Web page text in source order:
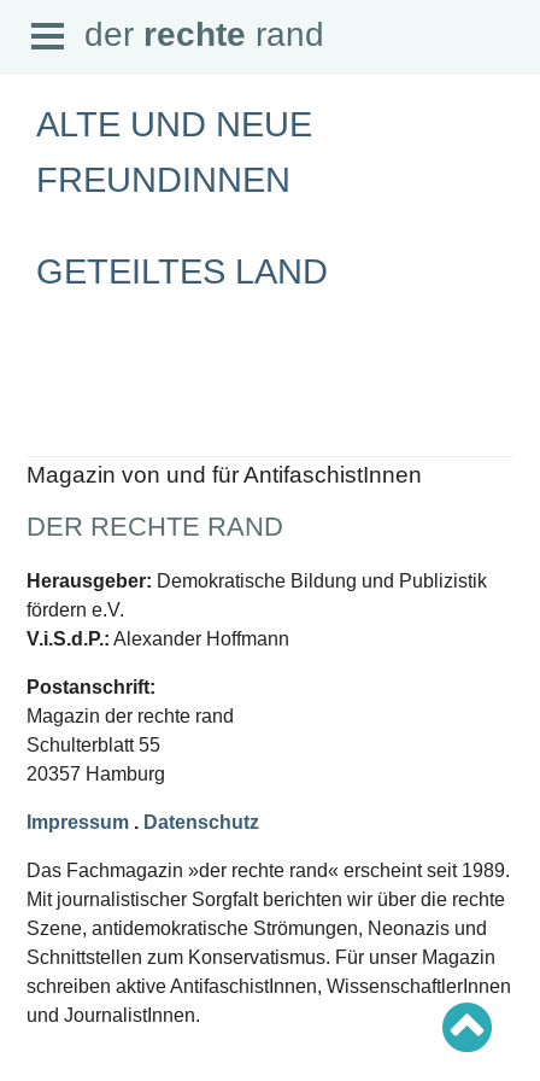
der rechte rand
Home
SCHWERPUNKTE
Schwerpunkte Übersicht
Schwerpunkt zur USA und Faschist Trump
Schwerpunkt »Identitäre Bewegung«
Schwerpunkt NSU
Schwerpunkt »Reichsbürger«
AUSGABEN
Ausgaben Übersicht
Ausgabe 221
Ausgabe 220
Ausgabe 218
Ausgabe 216
Open
Menu
der rechte rand
ALTE UND NEUE
FREUNDINNEN
GETEILTES LAND
Magazin von und für AntifaschistInnen
DER RECHTE RAND
Herausgeber: Demokratische Bildung und Publizistik
fördern e.V.
V.i.S.d.P.: Alexander Hoffmann
Postanschrift:
Magazin der rechte rand
Schulterblatt 55
20357 Hamburg
Impressum . Datenschutz
Das Fachmagazin »der rechte rand« erscheint seit 1989.
Mit journalistischer Sorgfalt berichten wir über die rechte
Szene, antidemokratische Strömungen, Neonazis und
Schnittstellen zum Konservatismus. Für unser Magazin
schreiben aktive AntifaschistInnen, WissenschaftlerInnen
und JournalistInnen.